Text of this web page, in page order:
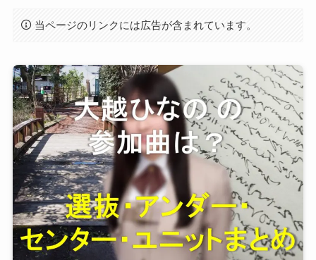
当ページのリンクには広告が含まれています。